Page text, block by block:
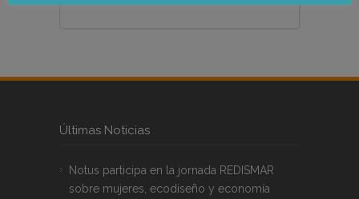
Últimas Noticias
Notus participa en la jornada REDISMAR
sobre mujeres, ecodiseño y economía